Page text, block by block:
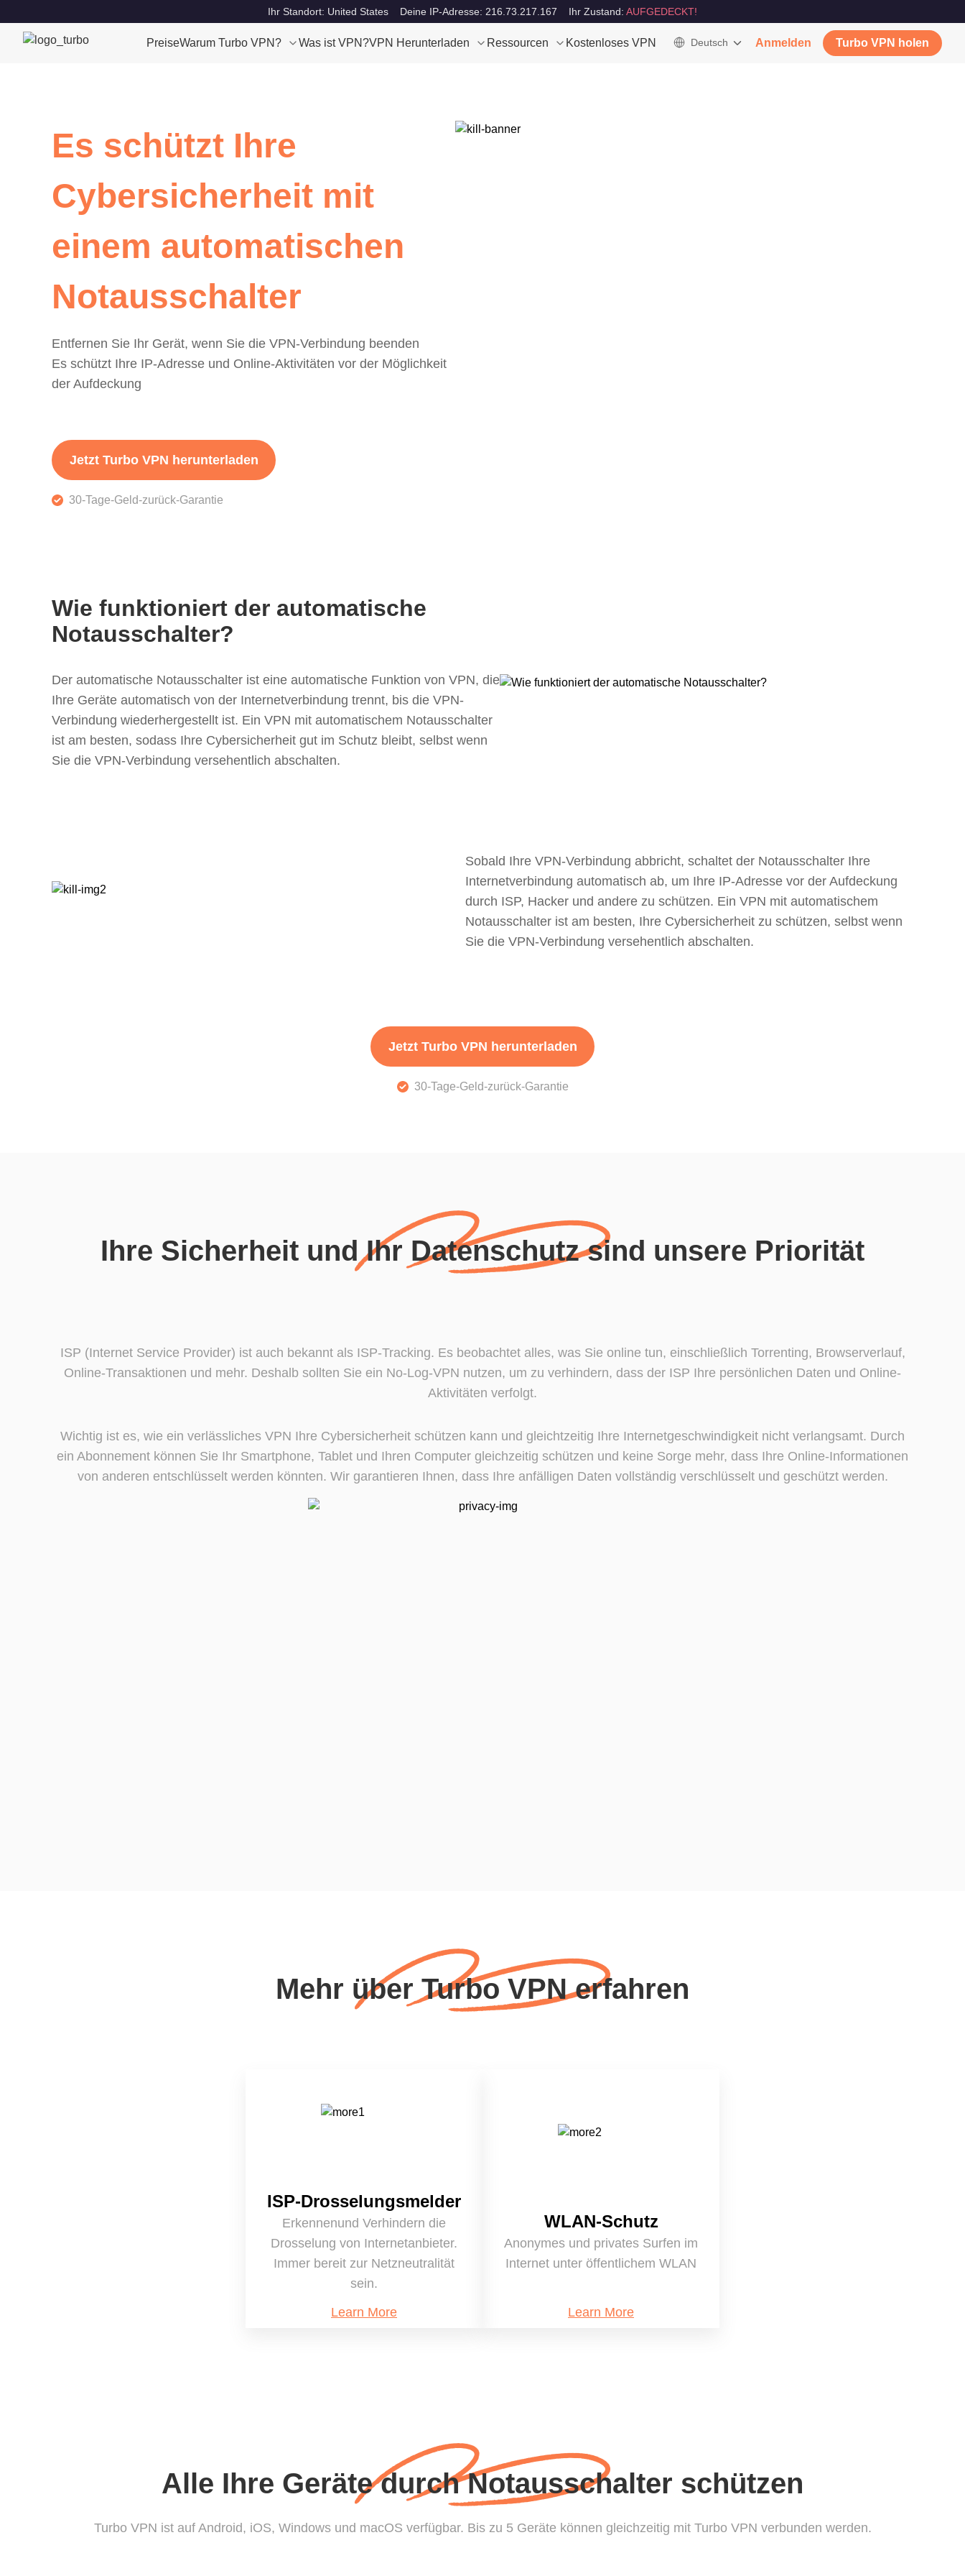
Ihr Standort: United States Deine IP-Adresse: 216.73.217.167 Ihr Zustand: AUFGEDECKT!
PreiseWarum Turbo VPN? Was ist VPN?VPN Herunterladen Ressourcen Kostenloses VPN Deutsch Anmelden Turbo VPN holen
Es schützt Ihre
Cybersicherheit mit
einem automatischen
Notausschalter
Entfernen Sie Ihr Gerät, wenn Sie die VPN-Verbindung beenden
Es schützt Ihre IP-Adresse und Online-Aktivitäten vor der Möglichkeit
der Aufdeckung
Jetzt Turbo VPN herunterladen
30-Tage-Geld-zurück-Garantie
Wie funktioniert der automatische
Notausschalter?
Der automatische Notausschalter ist eine automatische Funktion von VPN, die
Ihre Geräte automatisch von der Internetverbindung trennt, bis die VPN-
Verbindung wiederhergestellt ist. Ein VPN mit automatischem Notausschalter
ist am besten, sodass Ihre Cybersicherheit gut im Schutz bleibt, selbst wenn
Sie die VPN-Verbindung versehentlich abschalten.
Sobald Ihre VPN-Verbindung abbricht, schaltet der Notausschalter Ihre
Internetverbindung automatisch ab, um Ihre IP-Adresse vor der Aufdeckung
durch ISP, Hacker und andere zu schützen. Ein VPN mit automatischem
Notausschalter ist am besten, Ihre Cybersicherheit zu schützen, selbst wenn
Sie die VPN-Verbindung versehentlich abschalten.
Jetzt Turbo VPN herunterladen
30-Tage-Geld-zurück-Garantie
Ihre Sicherheit und Ihr Datenschutz sind unsere Priorität
ISP (Internet Service Provider) ist auch bekannt als ISP-Tracking. Es beobachtet alles, was Sie online tun, einschließlich Torrenting, Browserverlauf,
Online-Transaktionen und mehr. Deshalb sollten Sie ein No-Log-VPN nutzen, um zu verhindern, dass der ISP Ihre persönlichen Daten und Online-
Aktivitäten verfolgt.
Wichtig ist es, wie ein verlässliches VPN Ihre Cybersicherheit schützen kann und gleichtzeitig Ihre Internetgeschwindigkeit nicht verlangsamt. Durch
ein Abonnement können Sie Ihr Smartphone, Tablet und Ihren Computer gleichzeitig schützen und keine Sorge mehr, dass Ihre Online-Informationen
von anderen entschlüsselt werden könnten. Wir garantieren Ihnen, dass Ihre anfälligen Daten vollständig verschlüsselt und geschützt werden.
Mehr über Turbo VPN erfahren
ISP-Drosselungsmelder
Erkennenund Verhindern die
Drosselung von Internetanbieter.
Immer bereit zur Netzneutralität
sein.
Learn More
WLAN-Schutz
Anonymes und privates Surfen im
Internet unter öffentlichem WLAN
Learn More
Alle Ihre Geräte durch Notausschalter schützen
Turbo VPN ist auf Android, iOS, Windows und macOS verfügbar. Bis zu 5 Geräte können gleichzeitig mit Turbo VPN verbunden werden.